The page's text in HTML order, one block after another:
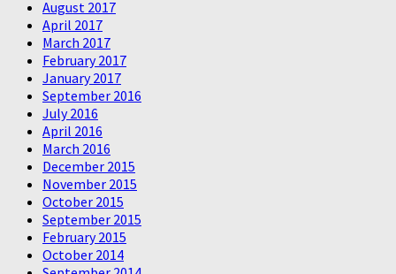
August 2017
April 2017
March 2017
February 2017
January 2017
September 2016
July 2016
April 2016
March 2016
December 2015
November 2015
October 2015
September 2015
February 2015
October 2014